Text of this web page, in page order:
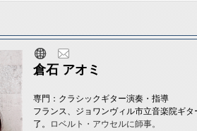
倉石 アオミ
専門：クラシックギター演奏・指導
フランス、ジョワンヴィル市立音楽院ギタ
了。
ロベルト・アウセルに師事。